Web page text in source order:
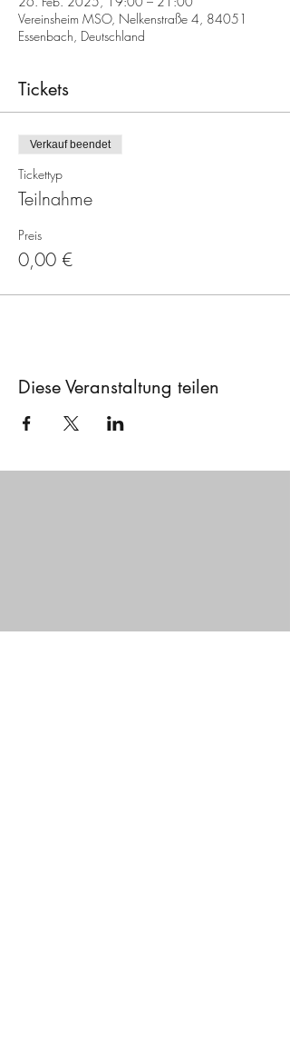
Vereinsheim MSO, Nelkenstraße 4, 84051
Essenbach, Deutschland
Tickets
Verkauf beendet
Tickettyp
Teilnahme
Preis
0,00 €
Diese Veranstaltung teilen